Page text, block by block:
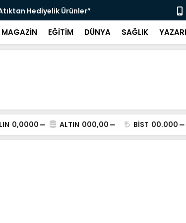
Hediyelik Ürünler” “Yaya
MAGAZİN EĞİTİM DÜNYA SAĞLIK
0,0000 ALTIN 000,00 BİST 00.000